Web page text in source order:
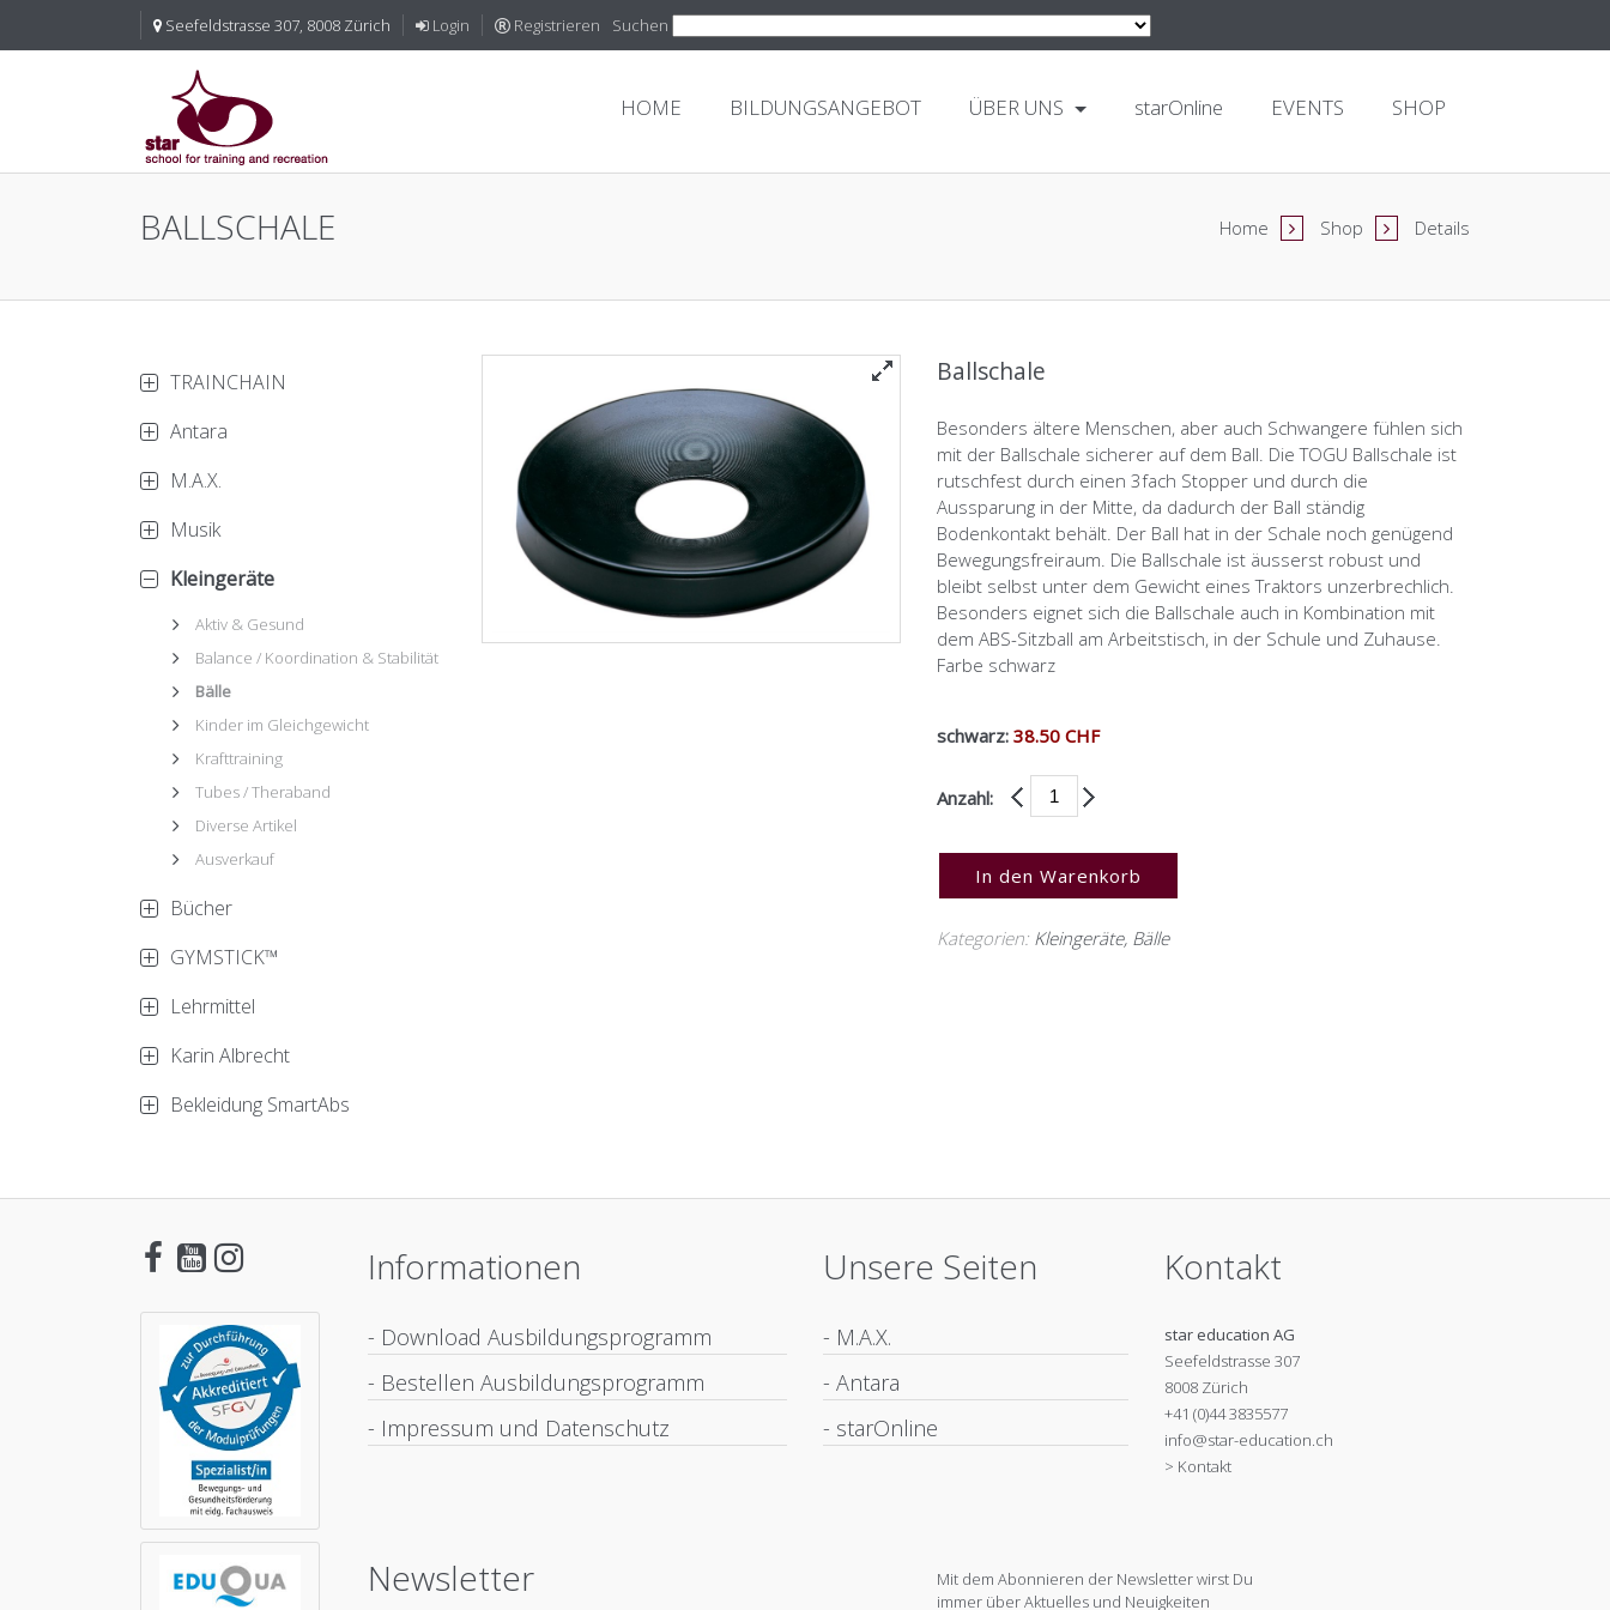
Seefeldstrasse 307, 8008 Zürich Login Registrieren Suchen
HOME BILDUNGSANGEBOT ÜBER UNS starOnline EVENTS SHOP
BALLSCHALE Home Shop Details
TRAINCHAIN
Antara
M.A.X.
Musik
Kleingeräte
Aktiv & Gesund
Balance / Koordination & Stabilität
Bälle
Kinder im Gleichgewicht
Krafttraining
Tubes / Theraband
Diverse Artikel
Ausverkauf
Bücher
GYMSTICK™
Lehrmittel
Karin Albrecht
Bekleidung SmartAbs
Ballschale
Besonders ältere Menschen, aber auch Schwangere fühlen sich
mit der Ballschale sicherer auf dem Ball. Die TOGU Ballschale ist
rutschfest durch einen 3fach Stopper und durch die
Aussparung in der Mitte, da dadurch der Ball ständig
Bodenkontakt behält. Der Ball hat in der Schale noch genügend
Bewegungsfreiraum. Die Ballschale ist äusserst robust und
bleibt selbst unter dem Gewicht eines Traktors unzerbrechlich.
Besonders eignet sich die Ballschale auch in Kombination mit
dem ABS-Sitzball am Arbeitstisch, in der Schule und Zuhause.
Farbe schwarz
schwarz: 38.50 CHF
Anzahl:
In den Warenkorb
Kategorien: Kleingeräte, Bälle
Informationen
- Download Ausbildungsprogramm
- Bestellen Ausbildungsprogramm
- Impressum und Datenschutz
Unsere Seiten
- M.A.X.
- Antara
- starOnline
Kontakt
star education AG
Seefeldstrasse 307
8008 Zürich
+41 (0)44 3835577
info@star-education.ch
> Kontakt
Newsletter
Mit dem Abonnieren der Newsletter wirst Du
immer über Aktuelles und Neuigkeiten